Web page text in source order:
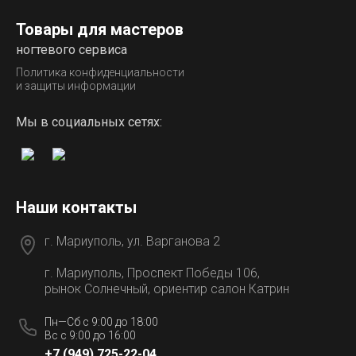
Товары для мастеров
ногтевого сервиса
Политика конфиденциальности
и защиты информации
Мы в социальных сетях:
Наши контакты
г. Мариуполь, ул. Варганова 2
г. Мариуполь, Проспект Победы 106,
рынок Солнечный, ориентир салон Катрин
Пн—Сб с 9:00 до 18:00
Вс с 9:00 до 16:00